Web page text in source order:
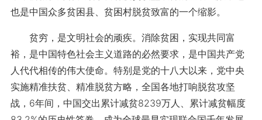
也是中国众多贫困县、贫困村脱贫致富的一个缩影。
贫穷，是文明社会的顽疾。消除贫困，实现共同富
裕，是中国特色社会主义道路的必然要求，是中国共产党
人代代相传的伟大使命。特别是党的十八大以来，党中央
实施精准扶贫、精准脱贫方略，全国各地打响脱贫攻坚
战，6年间，中国交出累计减贫8239万人、累计减贫幅度